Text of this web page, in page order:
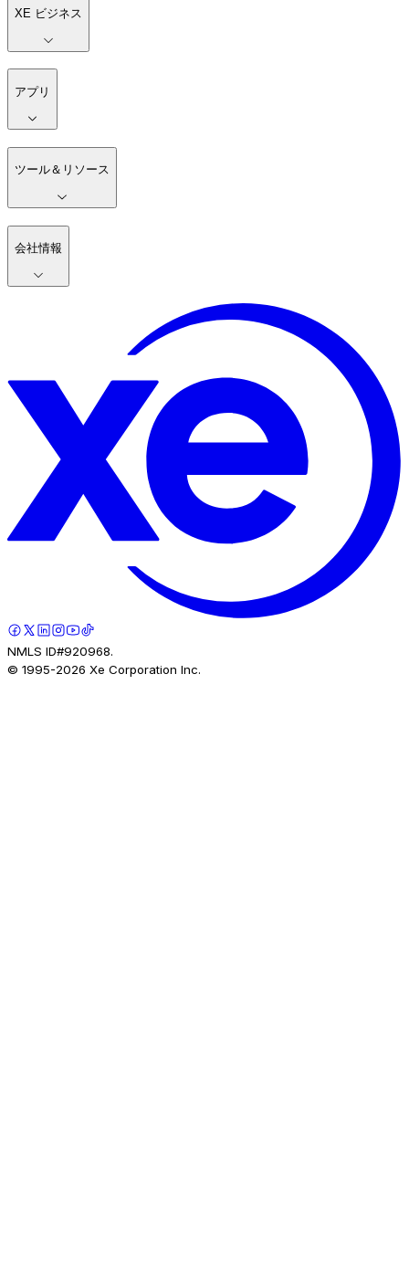
XE ビジネス
アプリ
ツール＆リソース
会社情報
NMLS ID#920968.
© 1995-2026 Xe Corporation Inc.